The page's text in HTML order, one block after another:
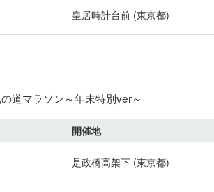
皇居時計台前 (東京都)
道マラソン～年末特別ver～
開催地
是政橋高架下 (東京都)